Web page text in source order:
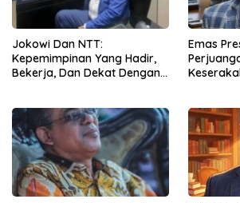
Jokowi Dan NTT:
Kepemimpinan Yang Hadir,
Bekerja, Dan Dekat Dengan
Emas